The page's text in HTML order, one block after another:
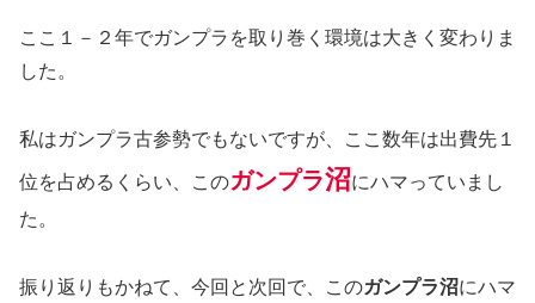
ここ１－２年でガンプラを取り巻く環境は大きく変わりま
した。
私はガンプラ古参勢でもないですが、ここ数年は出費先１
位を占めるくらい、このガンプラ沼にハマっていまし
た。
振り返りもかねて、今回と次回で、このガンプラ沼にハマ